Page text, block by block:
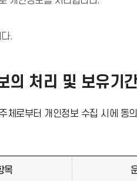
.
의 처리 및 보유기
로부터 개인정보 수집 시에
목